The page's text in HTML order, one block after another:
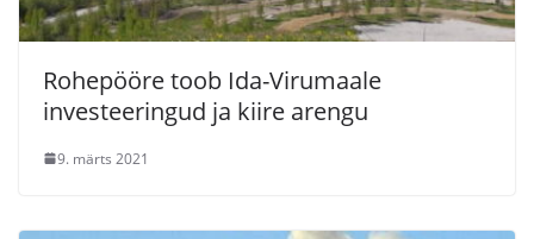
Rohepööre toob Ida-Virumaale
investeeringud ja kiire arengu
9. märts 2021